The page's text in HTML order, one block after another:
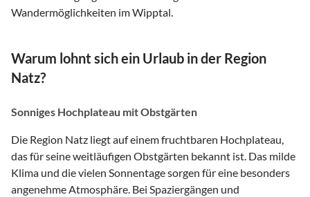
Wandermöglichkeiten im Wipptal.
Warum lohnt sich ein Urlaub in der Region
Natz?
Sonniges Hochplateau mit Obstgärten
Die Region Natz liegt auf einem fruchtbaren Hochplateau,
das für seine weitläufigen Obstgärten bekannt ist. Das milde
Klima und die vielen Sonnentage sorgen für eine besonders
angenehme Atmosphäre. Bei Spaziergängen und